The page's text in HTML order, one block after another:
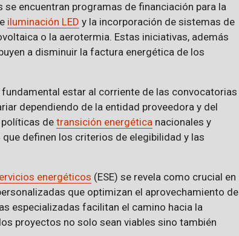
encuentran programas de financiación para la
iluminación LED y la incorporación de sistemas de
o la aerotermia. Estas iniciativas, además
a disminuir la factura energética de los
estar al corriente de las convocatorias
dependiendo de la entidad proveedora y del
de transición energéticanacionales y
definen los criterios de elegibilidad y las
energéticos (ESE) se revela como crucial en
que optimizan el aprovechamiento de
especializadas facilitan el camino hacia la
proyectos no solo sean viables sino también